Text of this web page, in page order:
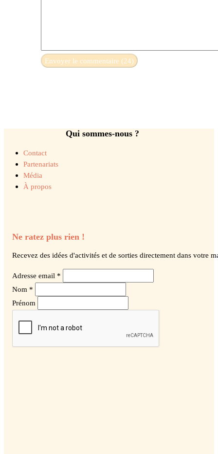
Qui sommes-nous ?
Contact
Partenariats
Média
À propos
Ne ratez plus rien !
Recevez des idées d'activités et de sorties directement dans votre
Adresse email *
Nom *
Prénom